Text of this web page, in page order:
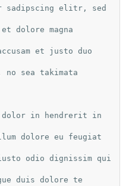
sadipscing elitr, sed
dolore magna
et justo duo
sea takimata
dolor in hendrerit in
dolore eu feugiat
odio dignissim qui
duis dolore te